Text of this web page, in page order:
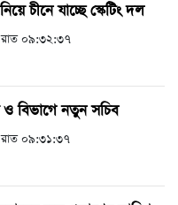
চীনে যাচ্ছে স্কেটিং দল
০৯:৩২:৩৭
ও বিভাগে নতুন সচিব
০৯:৩১:৩৭